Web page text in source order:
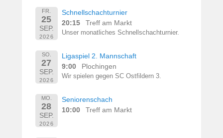
FR.
25
SEP.
2026
Schnellschachturnier
20:15
Treff am Markt
Unser monatliches Schnellschachturnier.
SO.
27
SEP.
2026
Ligaspiel 2. Mannschaft
9:00
Plochingen
Wir spielen gegen SC Ostfildern 3.
MO.
28
SEP.
2026
Seniorenschach
10:00
Treff am Markt